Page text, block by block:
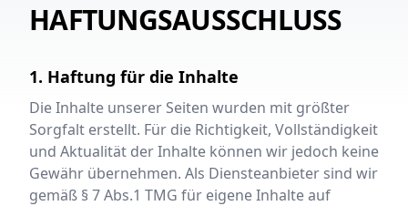
HAFTUNGSAUSSCHLUSS
1. Haftung für die Inhalte
Die Inhalte unserer Seiten wurden mit größter
Sorgfalt erstellt. Für die Richtigkeit, Vollständigkeit
und Aktualität der Inhalte können wir jedoch keine
Gewähr übernehmen. Als Diensteanbieter sind wir
gemäß § 7 Abs.1 TMG für eigene Inhalte auf